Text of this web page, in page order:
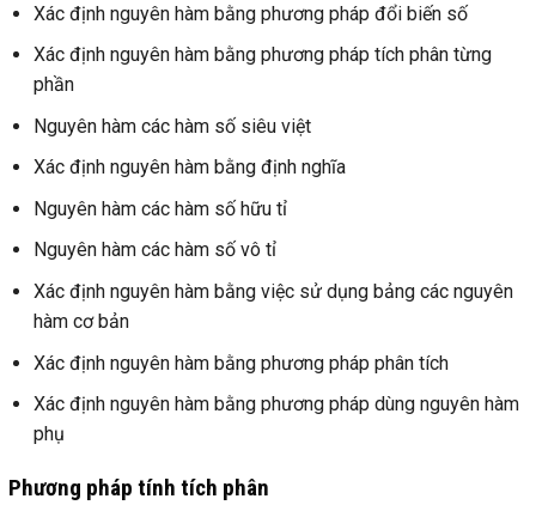
Xác định nguyên hàm bằng phương pháp đổi biến số
Xác định nguyên hàm bằng phương pháp tích phân từng
phần
Nguyên hàm các hàm số siêu việt
Xác định nguyên hàm bằng định nghĩa
Nguyên hàm các hàm số hữu tỉ
Nguyên hàm các hàm số vô tỉ
Xác định nguyên hàm bằng việc sử dụng bảng các nguyên
hàm cơ bản
Xác định nguyên hàm bằng phương pháp phân tích
Xác định nguyên hàm bằng phương pháp dùng nguyên hàm
phụ
Phương pháp tính tích phân